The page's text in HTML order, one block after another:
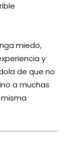
miedo,
y
de que no
a muchas